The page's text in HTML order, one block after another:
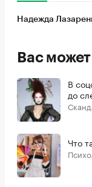
Надежда
Вас
В
до
Что